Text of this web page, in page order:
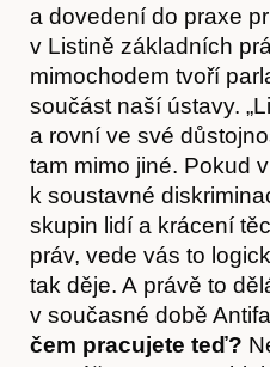
a dovedení do praxe
v Listině základních
mimochodem tvoří
součást naší ústavy.
a rovní ve své
tam mimo jiné. Pokud
k soustavné
skupin lidí a krácení
práv, vede vás to
tak děje. A právě to
v současné době
čem pracujete teď?